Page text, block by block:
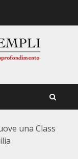
una Class